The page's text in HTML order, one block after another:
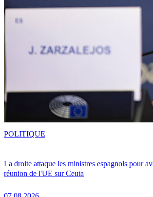
La droite attaque les ministres espagnols pour
réunion de l'UE sur Ceuta
POLITIQUE